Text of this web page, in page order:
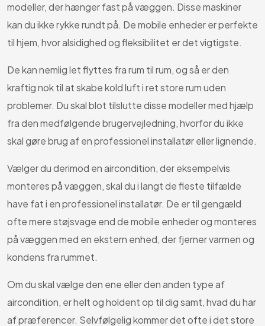
modeller, der hænger fast på væggen. Disse maskiner
kan du ikke rykke rundt på. De mobile enheder er perfekte
til hjem, hvor alsidighed og fleksibilitet er det vigtigste.
De kan nemlig let flyttes fra rum til rum, og så er den
kraftig nok til at skabe kold luft i ret store rum uden
problemer. Du skal blot tilslutte disse modeller med hjælp
fra den medfølgende brugervejledning, hvorfor du ikke
skal gøre brug af en professionel installatør eller lignende.
Vælger du derimod en aircondition, der eksempelvis
monteres på væggen, skal du i langt de fleste tilfælde
have fat i en professionel installatør. De er til gengæld
ofte mere støjsvage end de mobile enheder og monteres
på væggen med en ekstern enhed, der fjerner varmen og
kondens fra rummet.
Om du skal vælge den ene eller den anden type af
aircondition, er helt og holdent op til dig samt, hvad du har
af præferencer. Selvfølgelig kommer det ofte i det store